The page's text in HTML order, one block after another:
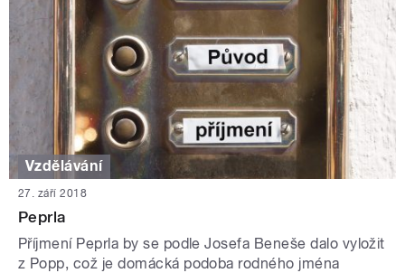
Vzdělávání
27. září 2018
Peprla
Příjmení Peprla by se podle Josefa Beneše dalo vyložit
z Popp, což je domácká podoba rodného jména